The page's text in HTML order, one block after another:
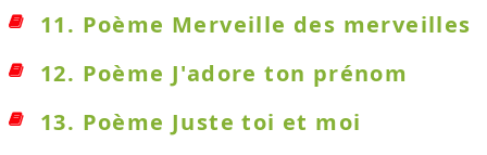
11. Poème Merveille des merveilles
12. Poème J'adore ton prénom
13. Poème Juste toi et moi